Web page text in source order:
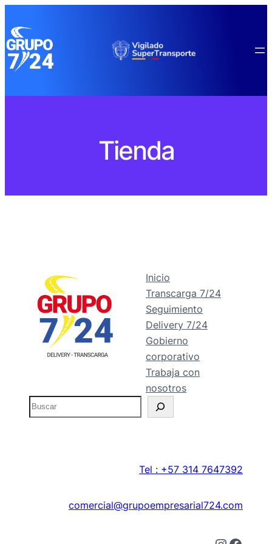
Tienda
Inicio
Transcarga 7/24
Seguimiento
Delivery 7/24
Gobierno
corporativo
Trabaja con
nosotros
B
u
Tel : +57 314 7647392
comercial@grupoempresarial724.com